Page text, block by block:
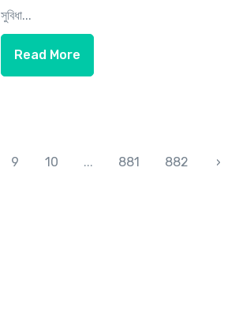
সুবিধা...
Read More
9 10 ... 881 882 ›